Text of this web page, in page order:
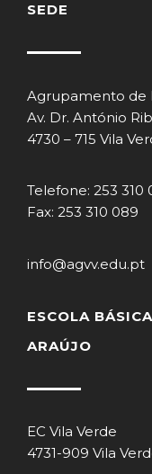
SEDE
Agrupamento de
Av. Dr. António
4730 – 715 Vila
Telefone: 253 310
Fax: 253 310 089
info@agvv.edu.pt
ESCOLA
ARAÚJO
EC Vila Verde
4731-909 Vila